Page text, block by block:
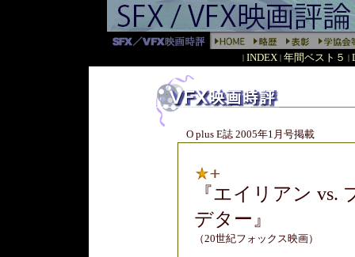
| INDEX | 年間ベスト５ |
O plus E誌 2005年1月号掲載
『エイリアン vs.
デター 』
（20世紀フォックス映画）